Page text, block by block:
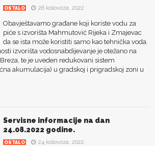
OSTALO 26 kolovoza, 2022
Obavještavamo građane koji koriste vodu za
piće s izvorišta Mahmutović Rijeka i Zmajevac
da se ista može koristiti samo kao tehnička voda.
izvorišta vodosnabdijevanje je otežano na
te je uveden redukovani sistem
akumulacija) u gradskoj i prigradskoj zoni u
Servisne informacije na dan
24.08.2022 godine.
OSTALO 24 kolovoza, 2022